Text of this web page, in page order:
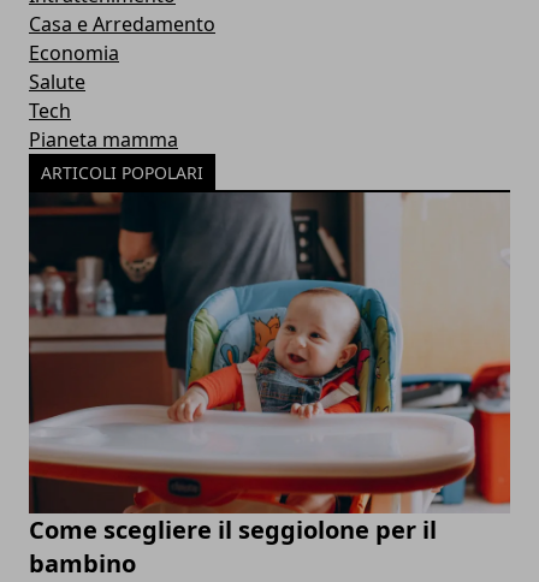
Casa e Arredamento
Economia
Salute
Tech
Pianeta mamma
ARTICOLI POPOLARI
Come scegliere il seggiolone per il
bambino